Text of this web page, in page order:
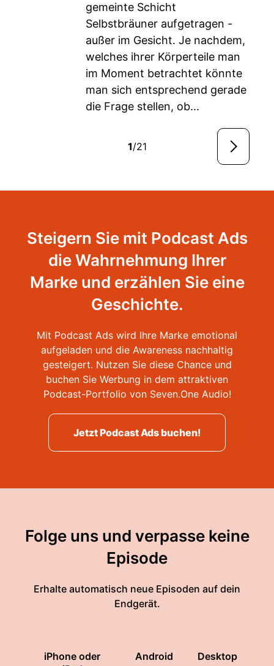
gemeinte Schicht
Selbstbräuner aufgetragen -
außer im Gesicht. Je nachdem,
welches ihrer Körperteile man
im Moment betrachtet könnte
man sich entsprechend gerade
die Frage stellen, ob...
1/21
Steigern Sie mit Podcast Ads
die Wahrnehmung Ihrer
Marke und erzählen Sie eine
Geschichte.
Mit Podcast Ads wird Ihre Marke emotional
aufgeladen und die Awareness nachhaltig
gesteigert. Nutzen Sie diese Chance und
buchen Sie Werbung in dem attraktiven
Podcast-Portfolio von Seven.One Audio!
Jetzt Podcast Ads buchen!
Folge uns und verpasse keine
Episode
Erhalte automatisch neue Episoden auf dein
Endgerät.
iPhone oder
Android Desktop